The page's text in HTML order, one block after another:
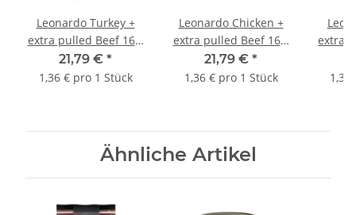
Leonardo Turkey +
extra pulled Beef 16 x
70 g
21,79 € *
1,36 € pro 1 Stück
Leonardo Chicken +
extra pulled Beef 16 x
70 g
21,79 € *
1,36 € pro 1 Stück
1,39
Ähnliche Artikel